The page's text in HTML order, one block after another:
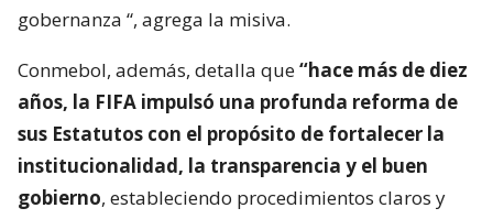
gobernanza “, agrega la misiva.
Conmebol, además, detalla que“hace más de diez
años, la FIFA impulsó una profunda reforma de
sus Estatutos con el propósito de fortalecer la
institucionalidad, la transparencia y el buen
gobierno, estableciendo procedimientos claros y